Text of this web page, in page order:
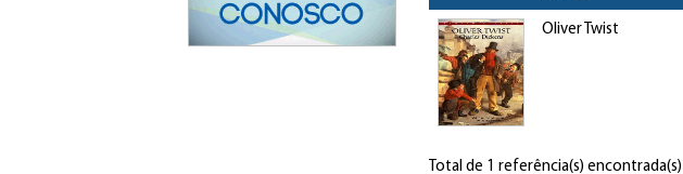
Oliver Twist
Total de 1 referência(s) encontrada(s)